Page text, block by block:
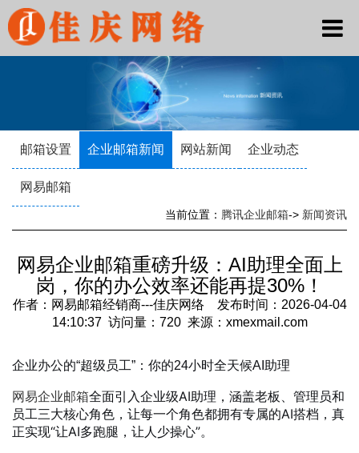
邮箱设置 企业邮箱新闻 网站新闻 企业动态
网易邮箱
当前位置： 腾讯企业邮箱-> 新闻资讯
网易企业邮箱重磅升级：AI助理全面上
岗，你的办公效率还能再提30%！
作者：网易邮箱经销商---佳庆网络 发布时间：2026-04-04
14:10:37 访问量：720 来源：xmexmail.com
企业办公的“超级员工”：你的24小时全天候AI助理
网易企业邮箱全面引入企业级AI助理，涵盖老板、管理员和
员工三大核心角色，让每一个角色都拥有专属的AI搭档，真
正实现“让AI多跑腿，让人少操心”。